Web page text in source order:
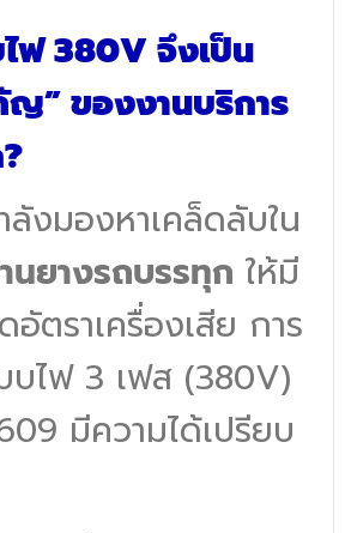
ไฟ 380V จึงเป็น
ญ” ของงานบริการ
งมองหาเคล็ดลับใน
นยางรถบรรทุก ให้มี
อัตราเครื่องเสีย การ
บไฟ 3 เฟส (380V)
มีความได้เปรียบ